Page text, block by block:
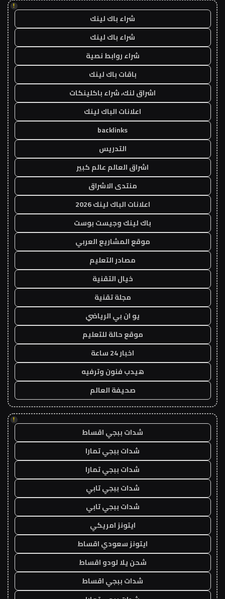
!
شراء باك لينك
شراء باك لينك
شراء روابط نصية
باقات باك لينك
اشراق لنك، شراء باكلينكات
اعلانات الباك لينك
backlinks
التدريس
اشراق العالم عالم كبير
منتدى الاشراق
اعلانات الباك لينك 2026
باك لينك وجيست بوست
موقع المشاريع العربي
مصادر التعليم
خيال التقنية
مجلة تقنية
يو ان بي الرياضي
موقع حالة للتعليم
اخبار 24 ساعة
هيدب فنون وترفيه
صحيفة العالم
!
شدات ببجي اقساط
شدات ببجي تمارا
شدات ببجي تمارا
شدات ببجي تابي
شدات ببجي تابي
ايتونز امريكي
ايتونز سعودي اقساط
شحن يلا لودو اقساط
شدات ببجي اقساط